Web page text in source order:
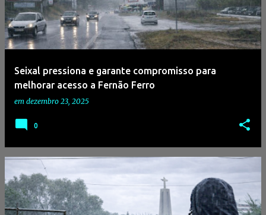
Seixal pressiona e garante compromisso para
melhorar acesso a Fernão Ferro
em dezembro 23, 2025
0